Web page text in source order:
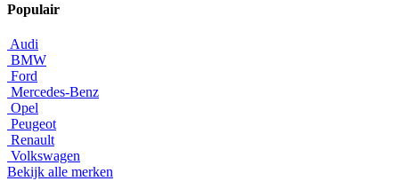
Populair
Audi
BMW
Ford
Mercedes-Benz
Opel
Peugeot
Renault
Volkswagen
Bekijk alle merken